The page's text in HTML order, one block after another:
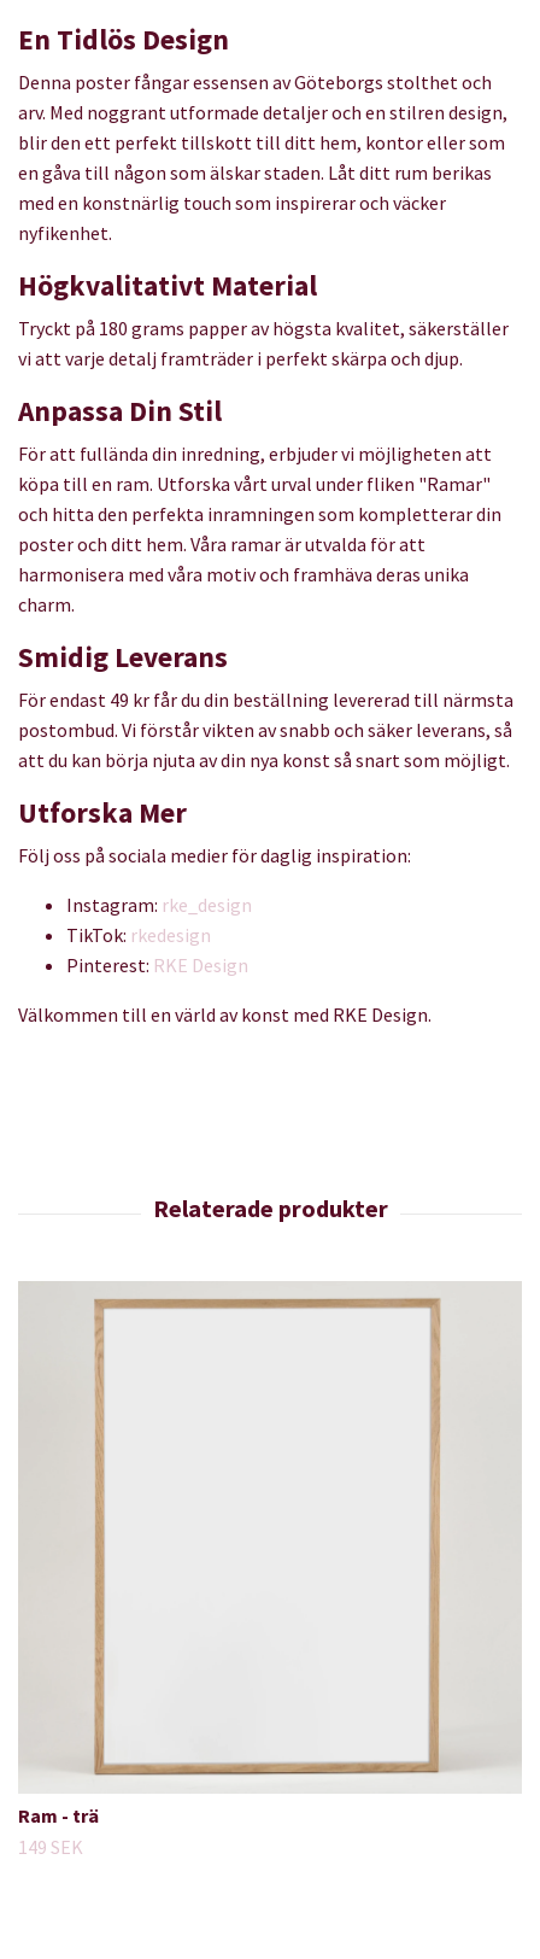
En Tidlös Design
Denna poster fångar essensen av Göteborgs stolthet och
arv. Med noggrant utformade detaljer och en stilren design,
blir den ett perfekt tillskott till ditt hem, kontor eller som
en gåva till någon som älskar staden. Låt ditt rum berikas
med en konstnärlig touch som inspirerar och väcker
nyfikenhet.
Högkvalitativt Material
Tryckt på 180 grams papper av högsta kvalitet, säkerställer
vi att varje detalj framträder i perfekt skärpa och djup.
Anpassa Din Stil
För att fullända din inredning, erbjuder vi möjligheten att
köpa till en ram. Utforska vårt urval under fliken "Ramar"
och hitta den perfekta inramningen som kompletterar din
poster och ditt hem. Våra ramar är utvalda för att
harmonisera med våra motiv och framhäva deras unika
charm.
Smidig Leverans
För endast 49 kr får du din beställning levererad till närmsta
postombud. Vi förstår vikten av snabb och säker leverans, så
att du kan börja njuta av din nya konst så snart som möjligt.
Utforska Mer
Följ oss på sociala medier för daglig inspiration:
Instagram: rke_design
TikTok: rkedesign
Pinterest: RKE Design
Välkommen till en värld av konst med RKE Design.
Ram - trä
149 SEK